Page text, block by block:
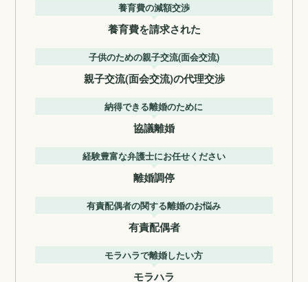
養育費の減額交渉
養育費を請求された
子供のための親子交流(面会交流)
親子交流(面会交流)の代理交渉
納得できる離婚のために
協議離婚
経験豊富な弁護士にお任せください
離婚調停
有責配偶者の関する離婚のお悩み
有責配偶者
モラハラで離婚したい方
モラハラ